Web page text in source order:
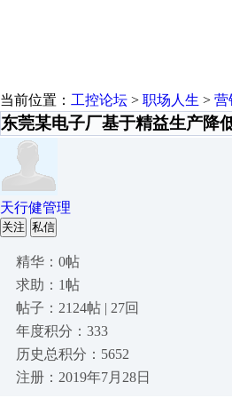
当前位置： 工控论坛 > 职场人生 > 营
东莞某电子厂基于精益生产降
天行健管理
关注 私信
精华：0帖
求助：1帖
帖子：2124帖 | 27回
年度积分：333
历史总积分：5652
注册：2019年7月28日